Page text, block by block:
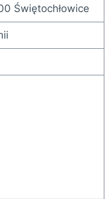
Świętochłowice